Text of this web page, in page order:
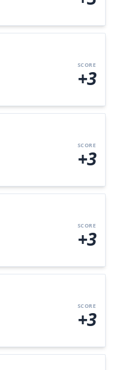
SCORE
+3
SCORE
+3
SCORE
+3
SCORE
+3